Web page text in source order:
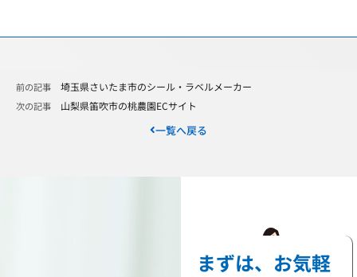
前の記事 埼玉県さいたま市のシール・ラベルメーカー
次の記事 山梨県笛吹市の桃農園ECサイト
一覧へ戻る
まずは、お気軽